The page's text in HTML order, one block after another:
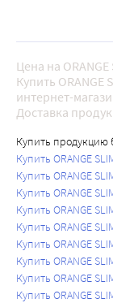
Цена на
Купить
интернет-
Доставка
Купить продукцию
Купить ORANGE
Купить ORANGE
Купить ORANGE
Купить ORANGE
Купить ORANGE
Купить ORANGE
Купить ORANGE
Купить ORANGE
Купить ORANGE